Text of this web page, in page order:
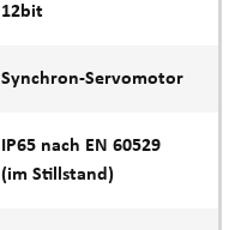
12bit
Synchron-Servomotor
IP65 nach EN 60529
(im Stillstand)